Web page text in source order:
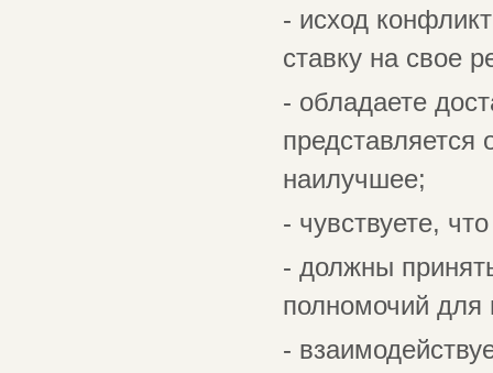
- исход
ставку на свое
- обладаете
наилучшее;
- чувствуете,
- должны
полномочий для
-